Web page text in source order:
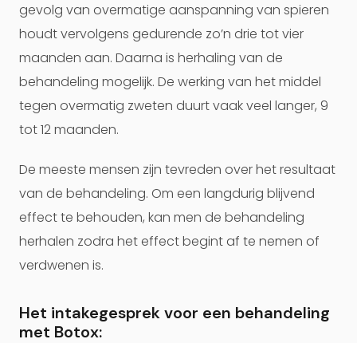
gevolg van overmatige aanspanning van spieren
houdt vervolgens gedurende zo’n drie tot vier
maanden aan. Daarna is herhaling van de
behandeling mogelijk. De werking van het middel
tegen overmatig zweten duurt vaak veel langer, 9
tot 12 maanden.
De meeste mensen zijn tevreden over het resultaat
van de behandeling. Om een langdurig blijvend
effect te behouden, kan men de behandeling
herhalen zodra het effect begint af te nemen of
verdwenen is.
Het intakegesprek voor een behandeling
met Botox: